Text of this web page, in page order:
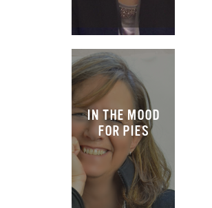
IN THE MOOD
FOR PIES